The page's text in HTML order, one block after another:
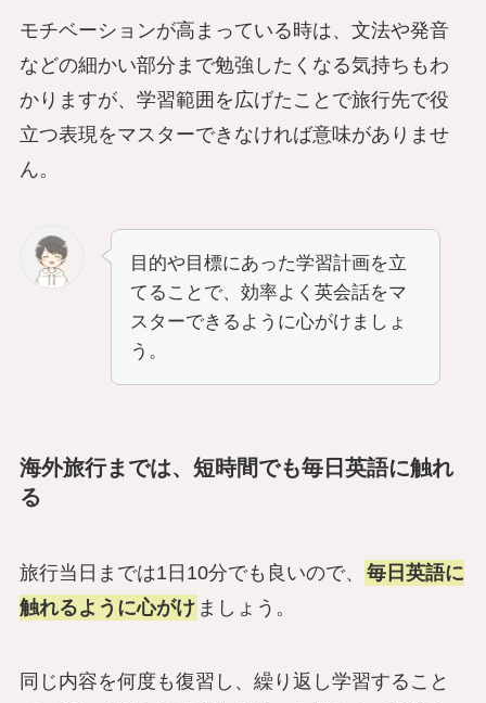
モチベーションが高まっている時は、文法や発音
などの細かい部分まで勉強したくなる気持ちもわ
かりますが、学習範囲を広げたことで旅行先で役
立つ表現をマスターできなければ意味がありませ
ん。
目的や目標にあった学習計画を立
てることで、効率よく英会話をマ
スターできるように心がけましょ
う。
海外旅行までは、短時間でも毎日英語に触れ
る
旅行当日までは1日10分でも良いので、
毎日英語に
触れるように心がけ ましょう。
同じ内容を何度も復習し、繰り返し学習すること